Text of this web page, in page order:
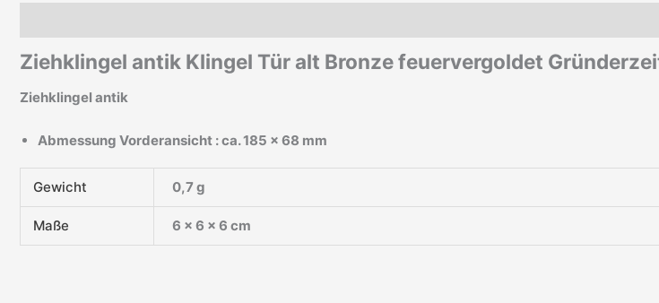
Ziehklingel antik Klingel Tür alt Bronze feuervergoldet
Ziehklingel antik
Abmessung Vorderansicht : ca. 185 x 68 mm
Gewicht 0,7 g
Maße 6 × 6 × 6 cm